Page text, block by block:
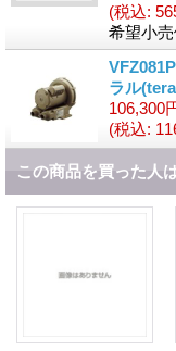
(税込:
希望小
ラル
106,300
(税込:
この商品を買った人